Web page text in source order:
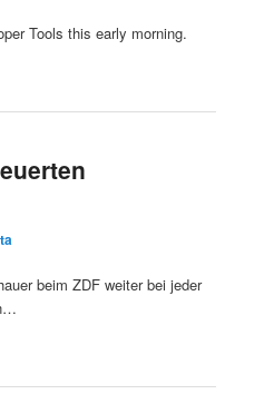
Tools this early morning.
beim ZDF weiter bei jeder